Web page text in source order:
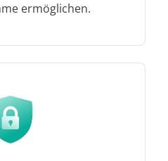
ermöglichen.